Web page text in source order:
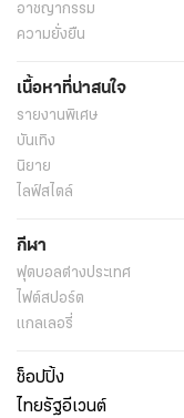
อาชญากรรม
ความยั่งยืน
เนื้อหาที่น่าสนใจ
รายงานพิเศษ
บันเทิง
นิยาย
ไลฟ์สไตล์
กีฬา
ฟุตบอลต่่างประเทศ
ไฟต์สปอร์ต
แกลเลอรี่
ช็อปปิ้ง
ไทยรัฐอีเวนต์